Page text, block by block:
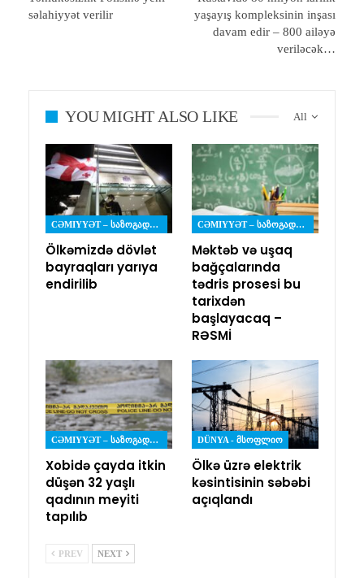
səlahiyyət verilir
yaşayış kompleksinin inşası
davam edir – 800 ailəyə
veriləcək…
All
YOU MIGHT ALSO LIKE
CƏMIYYƏT – ᲡᲐᲖᲝᲒᲐᲓᲝᲔᲑᲐ
Ölkəmizdə dövlət
bayraqları yarıya
endirilib
CƏMIYYƏT – ᲡᲐᲖᲝᲒᲐᲓᲝᲔᲑᲐ
Məktəb və uşaq
bağçalarında
tədris prosesi bu
tarixdən
başlayacaq –
RƏSMİ
CƏMIYYƏT – ᲡᲐᲖᲝᲒᲐᲓᲝᲔᲑᲐ
Xobidə çayda itkin
düşən 32 yaşlı
qadının meyiti
tapılıb
DÜNYA - ᲛᲡᲝᲤᲚᲘᲝ
Ölkə üzrə elektrik
kəsintisinin səbəbi
açıqlandı
PREV NEXT